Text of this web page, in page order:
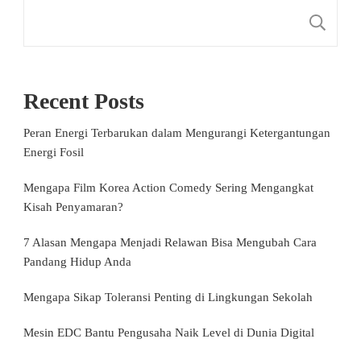
Recent Posts
Peran Energi Terbarukan dalam Mengurangi Ketergantungan
Energi Fosil
Mengapa Film Korea Action Comedy Sering Mengangkat
Kisah Penyamaran?
7 Alasan Mengapa Menjadi Relawan Bisa Mengubah Cara
Pandang Hidup Anda
Mengapa Sikap Toleransi Penting di Lingkungan Sekolah
Mesin EDC Bantu Pengusaha Naik Level di Dunia Digital